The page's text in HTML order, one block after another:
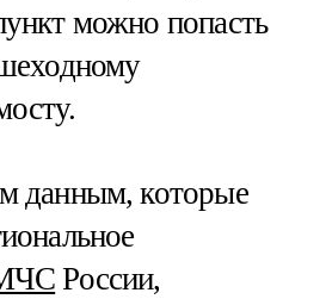
можно попасть
данным, которые
России,